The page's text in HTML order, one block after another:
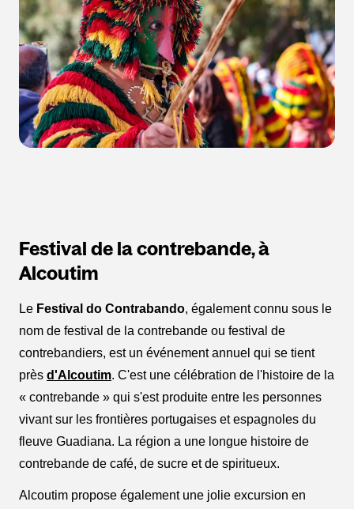
Festival de la contrebande, à
Alcoutim
Le Festival do Contrabando, également connu sous le
nom de festival de la contrebande ou festival de
contrebandiers, est un événement annuel qui se tient
près d'Alcoutim. C'est une célébration de l'histoire de la
« contrebande » qui s'est produite entre les personnes
vivant sur les frontières portugaises et espagnoles du
fleuve Guadiana. La région a une longue histoire de
contrebande de café, de sucre et de spiritueux.
Alcoutim propose également une jolie excursion en